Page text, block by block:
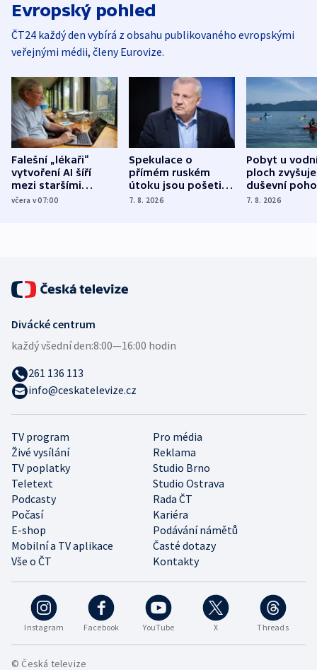
Evropský pohled
ČT24 každý den vybírá z obsahu publikovaného evropskými
veřejnými médii, členy Eurovize.
Falešní „lékaři“
vytvoření AI šíří
mezi staršími
Poláky nebezpečné
včera v 07:00
Spekulace o
přímém ruském
útoku jsou pošetilé,
míní estonský
7. 8. 2026
Pobyt u
ploch zvyšuje
duševní
ukázala
7. 8. 2026
Instagram Facebook YouTube X Threads
TV program
Pro média
Živé vysílání
Reklama
TV poplatky
Studio Brno
Teletext
Studio Ostrava
Podcasty
Rada ČT
Počasí
Kariéra
E-shop
Podávání námětů
Mobilní a TV aplikace
Časté dotazy
Vše o ČT
Kontakty
Divácké centrum
každý všední den:8:00—16:00 hodin
261 136 113
info@ceskatelevize.cz
© Česká televize